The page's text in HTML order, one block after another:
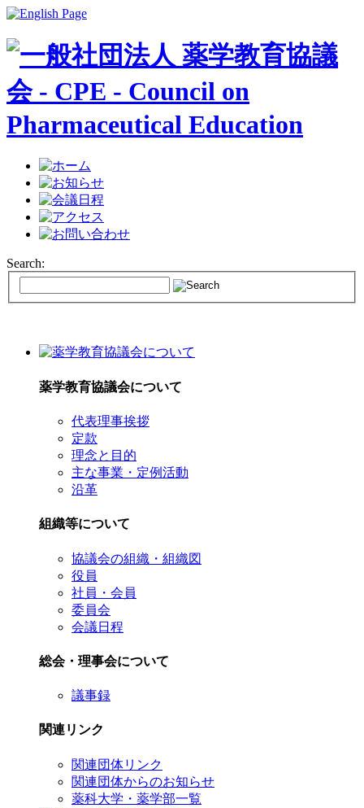
Search:
薬学教育協議会について
代表理事挨拶
定款
理念と目的
主な事業・定例活動
沿革
組織等について
協議会の組織・組織図
役員
社員・会員
委員会
会議日程
総会・理事会について
議事録
関連リンク
関連団体リンク
関連団体からのお知らせ
薬科大学・薬学部一覧